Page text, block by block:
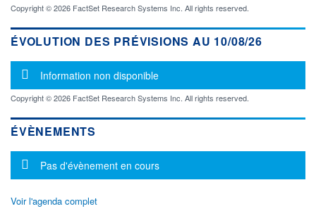
Copyright © 2026 FactSet Research Systems Inc. All rights reserved.
ÉVOLUTION DES PRÉVISIONS AU 10/08/26
Message d'information
Information non disponible
Copyright © 2026 FactSet Research Systems Inc. All rights reserved.
ÉVÈNEMENTS
Message d'information
Pas d'évènement en cours
Voir l'agenda complet